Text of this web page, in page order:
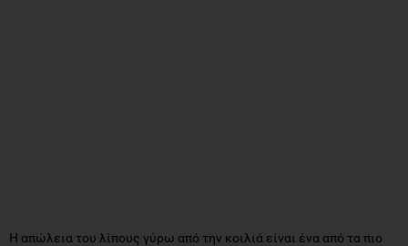
Η απώλεια του λίπους γύρω από την κοιλιά είναι ένα από τα πιο